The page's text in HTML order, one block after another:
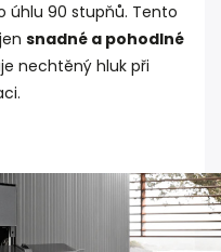
úhlu 90 stupňů. Tento
snadné a pohodlné
nechtěný hluk při